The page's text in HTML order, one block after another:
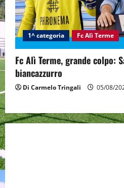
1^ categoria Fc Alì Terme
Fc Alì Terme, grande colpo:
biancazzurro
Di Carmelo Tringali 05/08/